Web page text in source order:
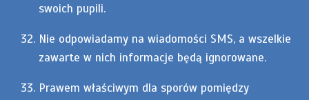
swoich pupili.
Nie odpowiadamy na wiadomości SMS, a wszelkie
zawarte w nich informacje będą ignorowane.
Prawem właściwym dla sporów pomiędzy